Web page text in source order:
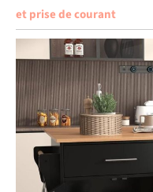
et prise de courant